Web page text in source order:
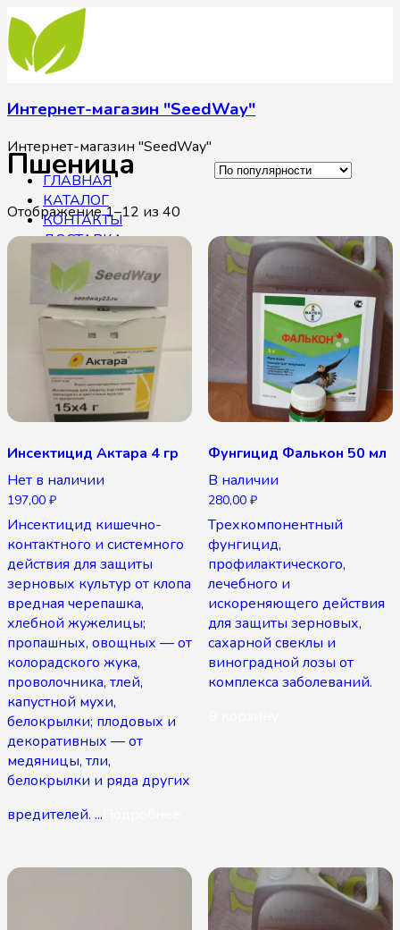
Интернет-магазин "SeedWay"
Интернет-магазин "SeedWay"
ГЛАВНАЯ
КАТАЛОГ
КОНТАКТЫ
ДОСТАВКА
Пшеница
Отображение 1–12 из 40
Инсектицид Актара 4 гр
Нет в наличии
197,00 ₽
Инсектицид кишечно-
контактного и системного
действия для защиты
зерновых культур от клопа
вредная черепашка,
хлебной жужелицы;
пропашных, овощных — от
колорадского жука,
проволочника, тлей,
капустной мухи,
белокрылки; плодовых и
декоративных — от
медяницы, тли,
белокрылки и ряда других
вредителей. ...
Фунгицид Фалькон 50 мл
В наличии
280,00 ₽
Трехкомпонентный
фунгицид,
профилактического,
лечебного и
искореняющего действия
для защиты зерновых,
сахарной свеклы и
виноградной лозы от
комплекса заболеваний.